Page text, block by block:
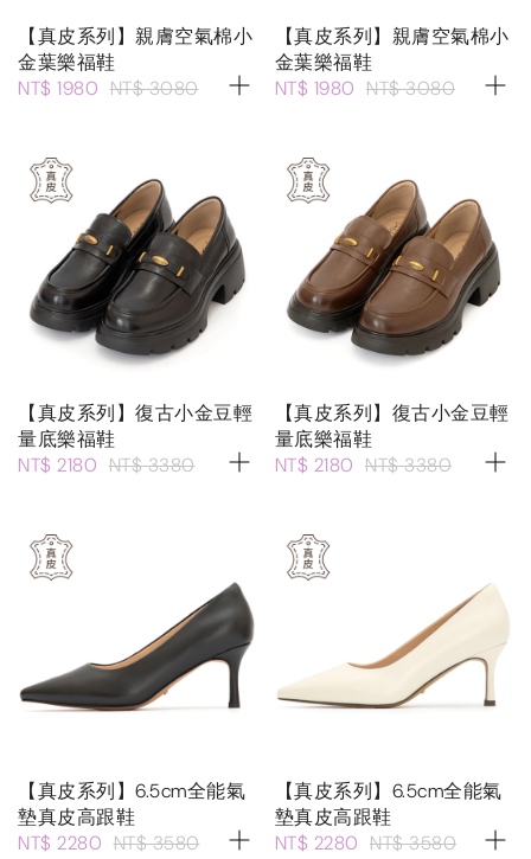
【真皮系列】親膚空氣棉小
金葉樂福鞋
NT$ 1980 NT$ 3080
【真皮系列】親膚空氣棉小
金葉樂福鞋
NT$ 1980 NT$ 3080
【真皮系列】復古小金豆輕
量底樂福鞋
NT$ 2180 NT$ 3380
【真皮系列】復古小金豆輕
量底樂福鞋
NT$ 2180 NT$ 3380
【真皮系列】6.5cm全能氣
墊真皮高跟鞋
NT$ 2280 NT$ 3580
【真皮系列】6.5cm全能氣
墊真皮高跟鞋
NT$ 2280 NT$ 3580